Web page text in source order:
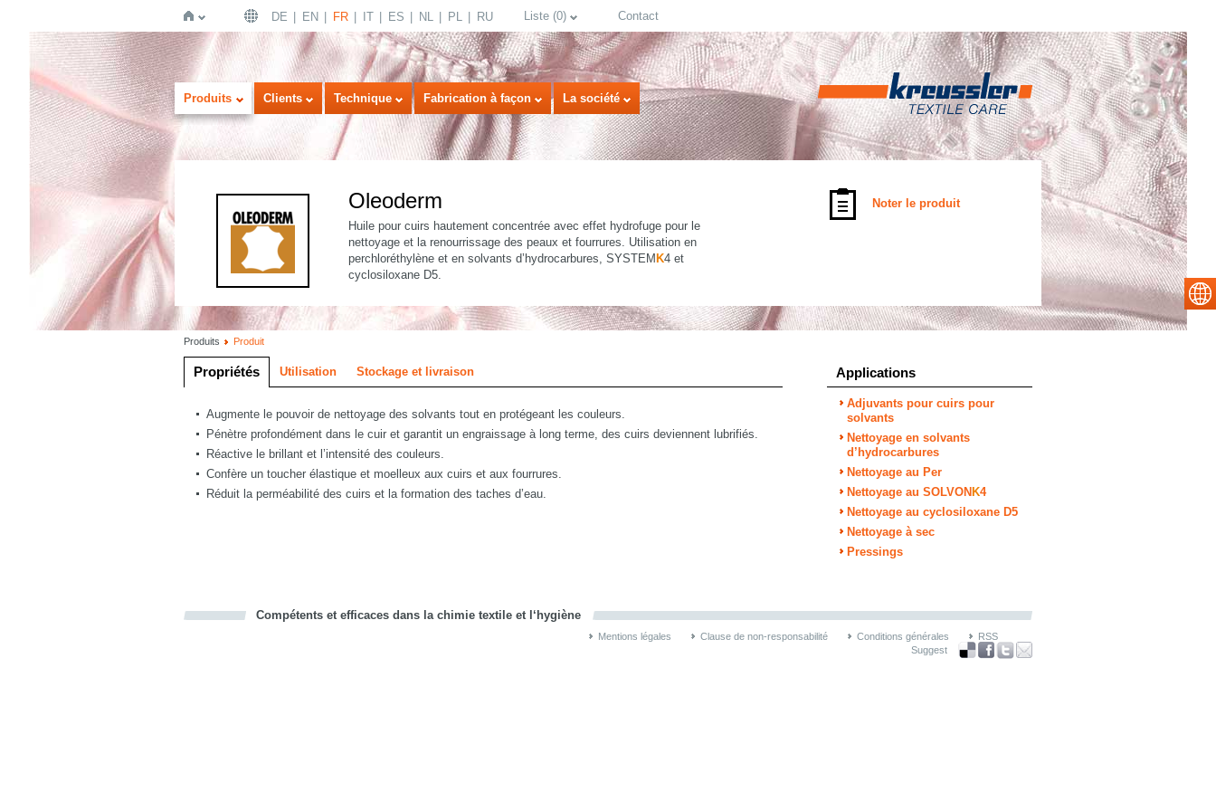
Page
DE EN FR IT ES NL PL RU Liste (0) Contact
Produits Clients Technique Fabrication à façon La société
Oleoderm
Huile pour cuirs hautement concentrée avec effet hydrofuge pour le
nettoyage et la renourrissage des peaux et fourrures. Utilisation en
perchloréthylène et en solvants d’hydrocarbures, SYSTEM K4 et
cyclosiloxane D5.
Noter le produit
Produits Produit
Propriétés Utilisation Stockage et livraison
Augmente le pouvoir de nettoyage des solvants tout en protégeant les couleurs.
Pénètre profondément dans le cuir et garantit un engraissage à long terme, des cuirs deviennent lubrifiés.
Réactive le brillant et l’intensité des couleurs.
Confère un toucher élastique et moelleux aux cuirs et aux fourrures.
Réduit la perméabilité des cuirs et la formation des taches d’eau.
Applications
Adjuvants pour cuirs pour
solvants
Nettoyage en solvants
d’hydrocarbures
Nettoyage au Per
Nettoyage au SOLVON K4
Nettoyage au cyclosiloxane D5
Nettoyage à sec
Pressings
Compétents et efficaces dans la chimie textile et l‘hygiène
Mentions légales Clause de non-responsabilité Conditions générales
RSS
Suggest